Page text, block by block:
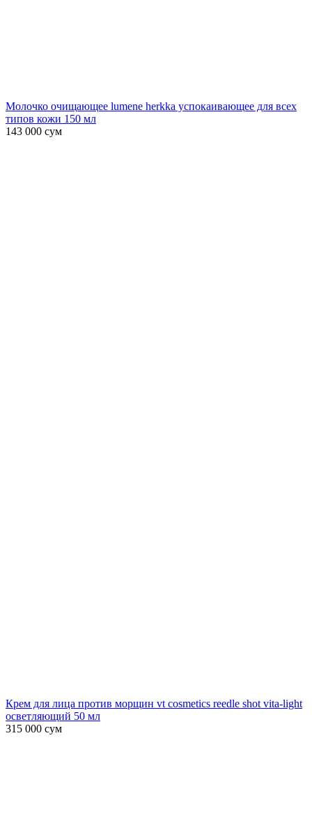
Молочко очищающее lumene herkka успокаивающее для всех
типов кожи 150 мл
143 000 сум
Крем для лица против морщин vt cosmetics reedle shot vita-light
осветляющий 50 мл
315 000 сум